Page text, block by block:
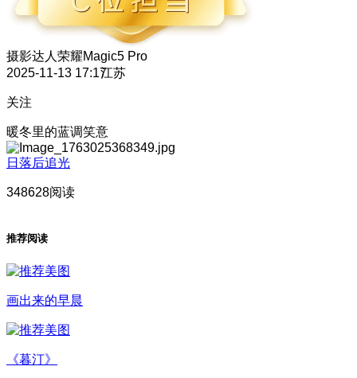
摄影达人 荣耀Magic5 Pro
2025-11-13 17:17江苏
关注
暖冬里的蓝调笑意
日落后追光
348628阅读
推荐阅读
画出来的早晨
《暮汀》